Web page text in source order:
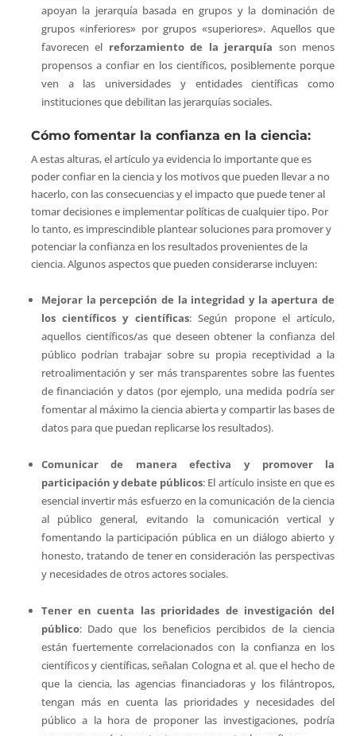
apoyan la jerarquía basada en grupos y la dominación de
grupos «inferiores» por grupos «superiores». Aquellos que
favorecen el reforzamiento de la jerarquía son menos
propensos a confiar en los científicos, posiblemente porque
ven a las universidades y entidades científicas como
instituciones que debilitan las jerarquías sociales.
Cómo fomentar la confianza en la ciencia:
A estas alturas, el artículo ya evidencia lo importante que es
poder confiar en la ciencia y los motivos que pueden llevar a no
hacerlo, con las consecuencias y el impacto que puede tener al
tomar decisiones e implementar políticas de cualquier tipo. Por
lo tanto, es imprescindible plantear soluciones para promover y
potenciar la confianza en los resultados provenientes de la
ciencia. Algunos aspectos que pueden considerarse incluyen:
Mejorar la percepción de la integridad y la apertura de
los científicos y científicas: Según propone el artículo,
aquellos científicos/as que deseen obtener la confianza del
público podrían trabajar sobre su propia receptividad a la
retroalimentación y ser más transparentes sobre las fuentes
de financiación y datos (por ejemplo, una medida podría ser
fomentar al máximo la ciencia abierta y compartir las bases de
datos para que puedan replicarse los resultados).
Comunicar de manera efectiva y promover la
participación y debate públicos: El artículo insiste en que es
esencial invertir más esfuerzo en la comunicación de la ciencia
al público general, evitando la comunicación vertical y
fomentando la participación pública en un diálogo abierto y
honesto, tratando de tener en consideración las perspectivas
y necesidades de otros actores sociales.
Tener en cuenta las prioridades de investigación del
público: Dado que los beneficios percibidos de la ciencia
están fuertemente correlacionados con la confianza en los
científicos y científicas, señalan Cologna et al. que el hecho de
que la ciencia, las agencias financiadoras y los filántropos,
tengan más en cuenta las prioridades y necesidades del
público a la hora de proponer las investigaciones, podría